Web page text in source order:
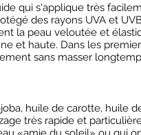
qui s'applique très
des rayons UVA et
la peau veloutée et
et haute. Dans les
sans masser
huile de carotte, huile
très rapide et